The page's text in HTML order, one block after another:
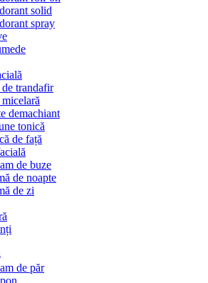
solid
spray
trandafir
demachiant
tonică
de față
de buze
de noapte
de zi
de păr